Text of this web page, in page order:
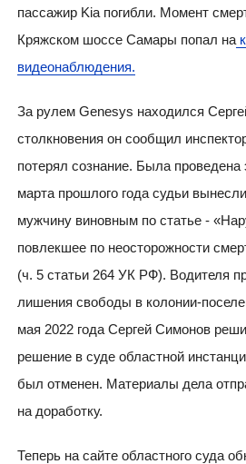
пассажир Kia погибли. Момент
Кряжском шоссе Самары попал на
видеонаблюдения.
За рулем Genesys находился
столкновения он сообщил
потерял сознание. Была проведена
марта прошлого года судьи
мужчину виновным по статье -
повлекшее по неосторожности
(ч. 5 статьи 264 УК РФ). Водителя
лишения свободы в колонии-
мая 2022 года Сергей Симонов
решение в суде областной
был отменен. Материалы дела
на доработку.
Теперь на сайте областного суда